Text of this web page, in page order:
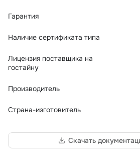
Гарантия
Наличие сертификата типа
Лицензия поставщика на
гостайну
Производитель
Страна-изготовитель
Скачать